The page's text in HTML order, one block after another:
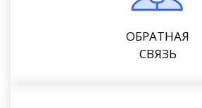
ОБРАТНАЯ
СВЯЗЬ